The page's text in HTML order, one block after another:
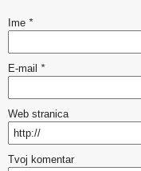
Ime *
E-mail *
Web stranica
Tvoj komentar